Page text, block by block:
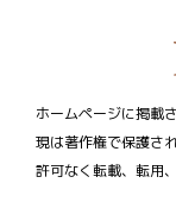
ホームページに掲載
現は著作権で保護さ
許可なく転載、転用